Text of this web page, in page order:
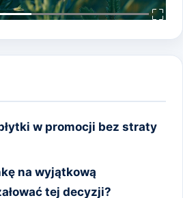
w promocji bez straty
na wyjątkową
tej decyzji?